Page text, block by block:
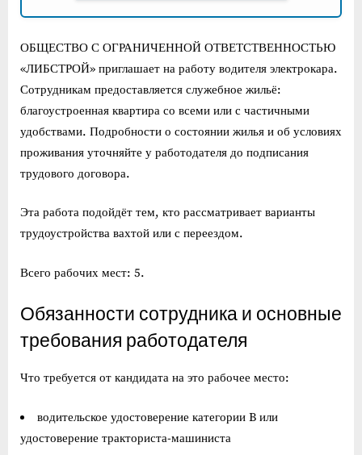
ОБЩЕСТВО С ОГРАНИЧЕННОЙ ОТВЕТСТВЕННОСТЬЮ
«ЛИБСТРОЙ» приглашает на работу водителя электрокара.
Сотрудникам предоставляется служебное жильё:
благоустроенная квартира со всеми или с частичными
удобствами. Подробности о состоянии жилья и об условиях
проживания уточняйте у работодателя до подписания
трудового договора.
Эта работа подойдёт тем, кто рассматривает варианты
трудоустройства вахтой или с переездом.
Всего рабочих мест: 5.
Обязанности сотрудника и основные
требования работодателя
Что требуется от кандидата на это рабочее место:
водительское удостоверение категории B или
удостоверение тракториста-машиниста